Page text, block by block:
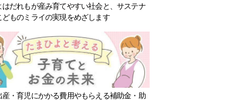
はだれもが産み育てやすい社会と、サステナ
どものミライの実現をめざします
・育児にかかる費用やもらえる補助金・助